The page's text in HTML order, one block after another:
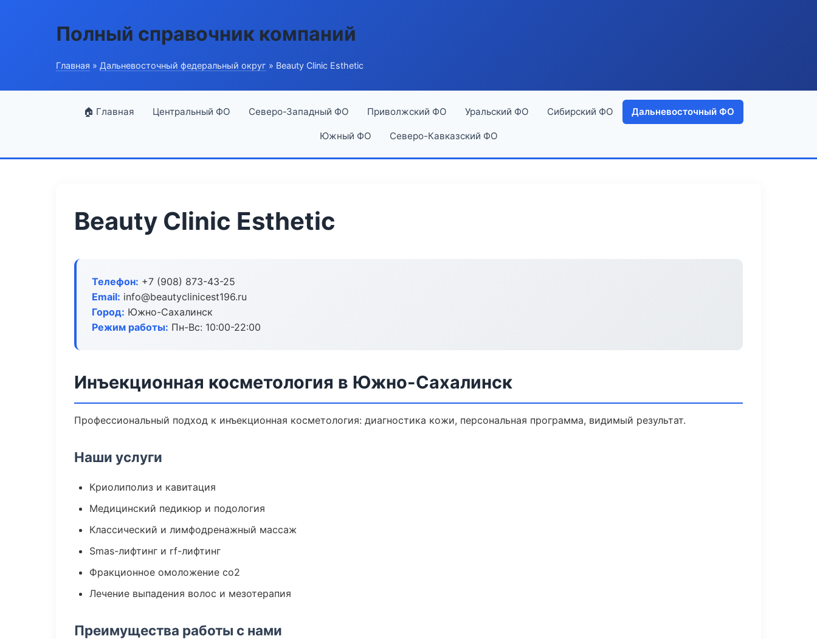
Полный справочник компаний
Главная » Дальневосточный федеральный округ » Beauty Clinic Esthetic
🏠 Главная Центральный ФО Северо-Западный ФО Приволжский ФО Уральский ФО Сибирский ФО Дальневосточный ФО
Южный ФО Северо-Кавказский ФО
Beauty Clinic Esthetic
Телефон: +7 (908) 873-43-25
Email: info@beautyclinicest196.ru
Город: Южно-Сахалинск
Режим работы: Пн-Вс: 10:00-22:00
Инъекционная косметология в Южно-Сахалинск
Профессиональный подход к инъекционная косметология: диагностика кожи, персональная программа, видимый результат.
Наши услуги
Криолиполиз и кавитация
Медицинский педикюр и подология
Классический и лимфодренажный массаж
Smas-лифтинг и rf-лифтинг
Фракционное омоложение co2
Лечение выпадения волос и мезотерапия
Преимущества работы с нами